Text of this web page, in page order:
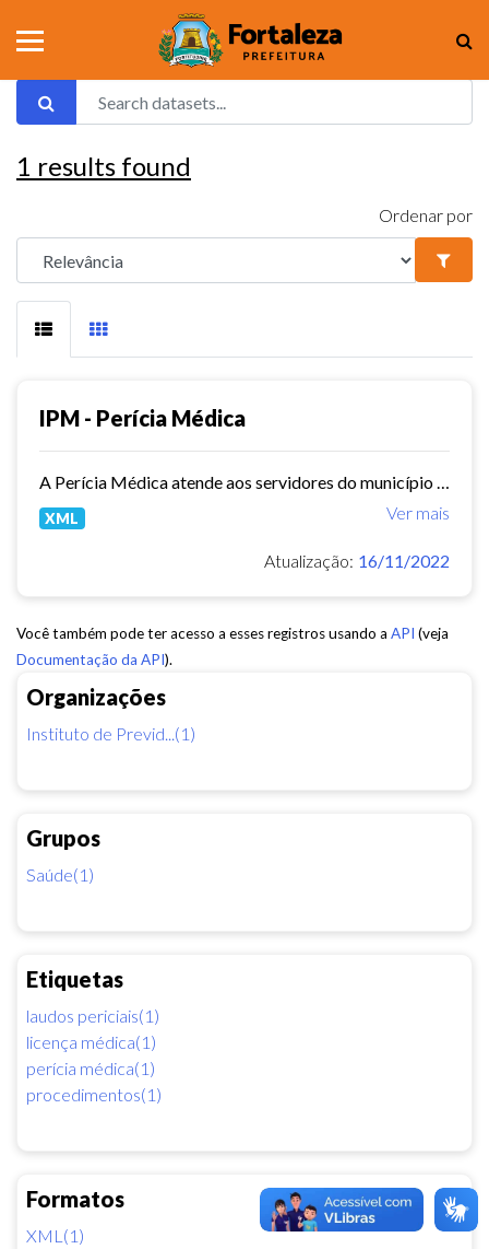
Organizações
Instituto de Previd...(1)
Grupos
Saúde(1)
Etiquetas
laudos periciais(1)
licença médica(1)
perícia médica(1)
procedimentos(1)
Formatos
XML(1)
1 results found
Ordenar por
IPM - Perícia Médica
Ver mais
XML
Atualização: 16/11/2022
Você também pode ter acesso a esses registros usando a API (veja
Documentação da API).